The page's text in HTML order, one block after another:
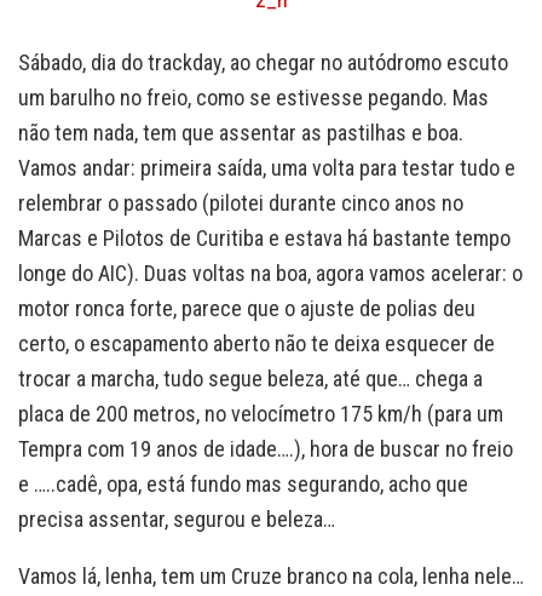
Sábado, dia do trackday, ao chegar no autódromo escuto
um barulho no freio, como se estivesse pegando. Mas
não tem nada, tem que assentar as pastilhas e boa.
Vamos andar: primeira saída, uma volta para testar tudo e
relembrar o passado (pilotei durante cinco anos no
Marcas e Pilotos de Curitiba e estava há bastante tempo
longe do AIC). Duas voltas na boa, agora vamos acelerar: o
motor ronca forte, parece que o ajuste de polias deu
certo, o escapamento aberto não te deixa esquecer de
trocar a marcha, tudo segue beleza, até que… chega a
placa de 200 metros, no velocímetro 175 km/h (para um
Tempra com 19 anos de idade….), hora de buscar no freio
e …..cadê, opa, está fundo mas segurando, acho que
precisa assentar, segurou e beleza…
Vamos lá, lenha, tem um Cruze branco na cola, lenha nele…